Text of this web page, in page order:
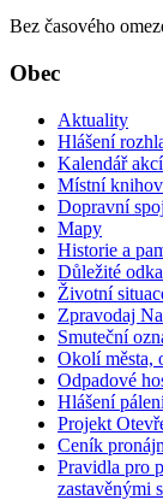
Bez časového
Obec
Aktuality
Hlášení
Kalendář akcí
Místní
Dopravní
Mapy
Historie a
Důležité
Životní
Zpravodaj
Smuteční
Okolí města,
Odpadové
Hlášení
Projekt
Ceník
Pravidla pro
zastavěnými